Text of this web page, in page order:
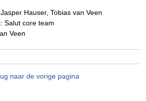
Hauser, Tobias van Veen
Salut core team
Veen
naar de vorige pagina